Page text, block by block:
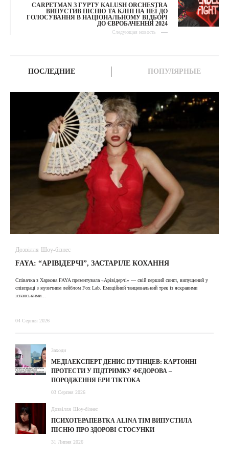
CARPETMAN З ГУРТУ KALUSH ORCHESTRA
ВИПУСТИВ ПІСНЮ ТА КЛІП НА НЕЇ ДО
ГОЛОСУВАННЯ В НАЦІОНАЛЬНОМУ ВІДБОРІ
ДО ЄВРОБАЧЕННЯ 2024
Следующая новость
ПОСЛЕДНИЕ ПОПУЛЯРНЫЕ
Дозвілля Шоу-бізнес
FAYA: “АРІВІДЕРЧІ”, ЗАСТАРІЛЕ КОХАННЯ
Співачка з Харкова FAYA презентувала «Арівідерчі» — свій перший сингл, випущений у
співпраці з музичним лейблом Fox Lab. Емоційний танцювальний трек із яскравими
іспанськими...
04 Серпня 2026
Заходи
МЕДІАЕКСПЕРТ ДЕНИС ПУТІНЦЕВ: КАРТОННІ
ПРОТЕСТИ У ПІДТРИМКУ ФЕДОРОВА –
ПОРОДЖЕННЯ ЕРИ ТІКТОКА
03 Серпня 2026
Дозвілля Шоу-бізнес
ПСИХОТЕРАПЕВТКА ALINA TIM ВИПУСТИЛА
ПІСНЮ ПРО ЗДОРОВІ СТОСУНКИ
31 Липня 2026